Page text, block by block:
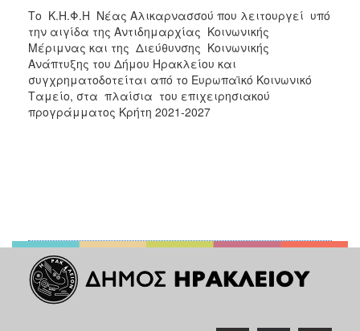
Το Κ.Η.Φ.Η Νέας Αλικαρνασσού που λειτουργεί υπό
την αιγίδα της Αντιδημαρχίας Κοινωνικής
Μέριμνας και της Διεύθυνσης Κοινωνικής
Ανάπτυξης του Δήμου Ηρακλείου και
συγχρηματοδοτείται από το Ευρωπαϊκό Κοινωνικό
Ταμείο, στα πλαίσια του επιχειρησιακού
προγράμματος Κρήτη 2021-2027